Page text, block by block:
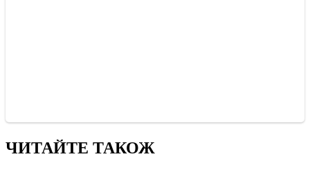
ЧИТАЙТЕ ТАКОЖ